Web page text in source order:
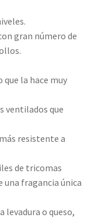
gran número de
la hace muy
ventilados que
resistente a
de tricomas
fragancia única
levadura o queso,